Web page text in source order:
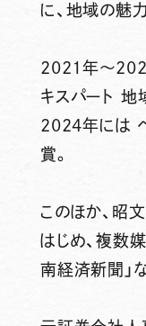
に、地域の魅
2021年～
キスパート 地
2024年には
賞。
このほか、昭
はじめ、複数
南経済新聞」